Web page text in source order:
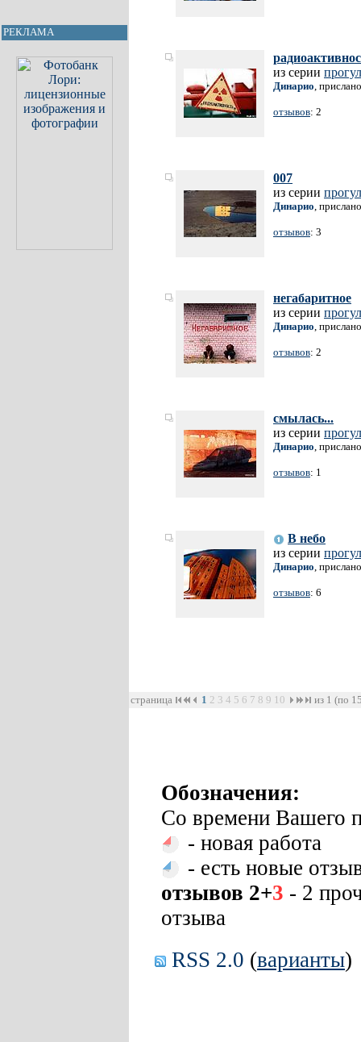
РЕКЛАМА
из серии
Динарио,
отзывов: 2
007
из серии
Динарио,
отзывов: 3
негабаритное
из серии
Динарио,
отзывов: 2
смылась...
из серии
Динарио,
отзывов: 1
В небо
из серии
Динарио,
отзывов: 6
страница 1 2 3 4 5 6 7 8 9 10 из 1 (по
Обозначения:
Со времени Вашего
- новая работа
- есть новые
отзывов 2+3 - 2
отзыва
RSS 2.0 (варианты)